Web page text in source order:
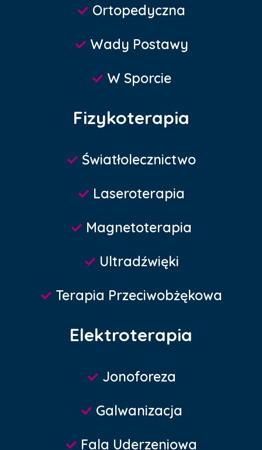
Ortopedyczna
Wady Postawy
W Sporcie
Fizykoterapia
Światłolecznictwo
Laseroterapia
Magnetoterapia
Ultradźwięki
Terapia Przeciwobżękowa
Elektroterapia
Jonoforeza
Galwanizacja
Fala Uderzeniowa